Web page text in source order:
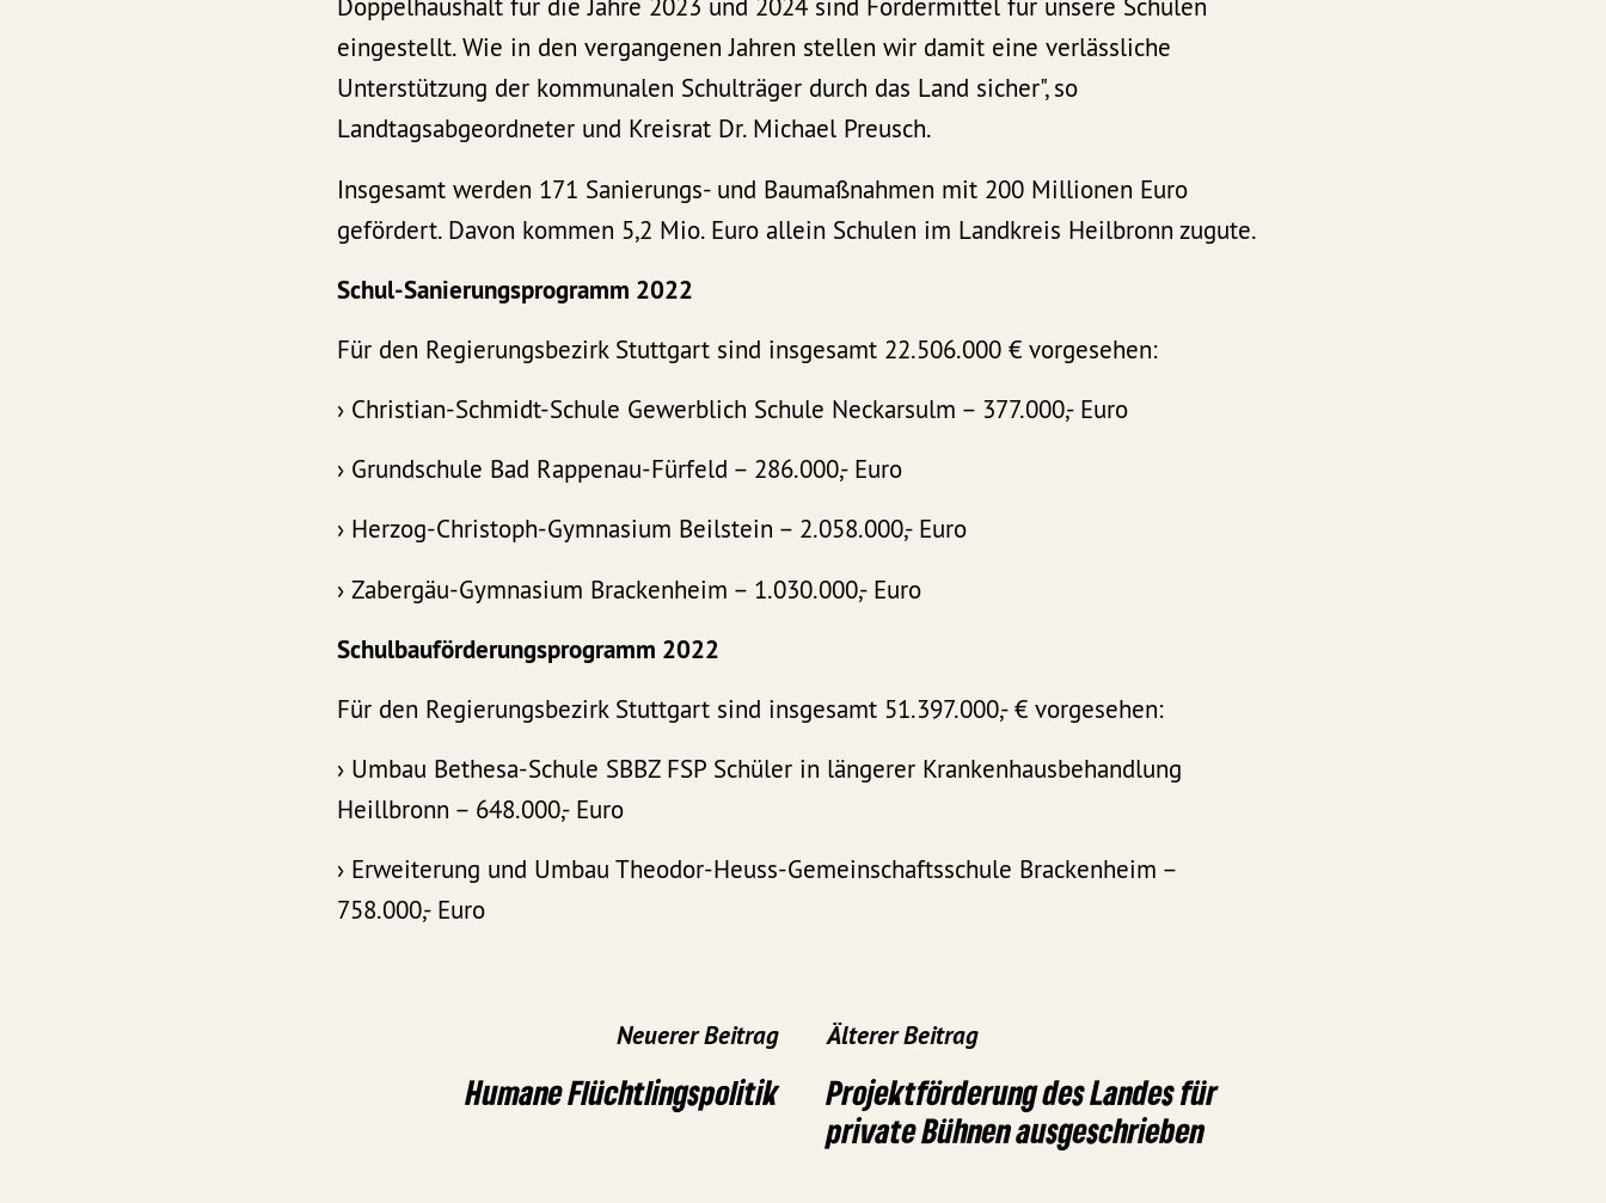
Doppelhaushalt für die Jahre 2023 und 2024 sind Fördermittel für unsere Schulen
eingestellt. Wie in den vergangenen Jahren stellen wir damit eine verlässliche
Unterstützung der kommunalen Schulträger durch das Land sicher", so
Landtagsabgeordneter und Kreisrat Dr. Michael Preusch.
Insgesamt werden 171 Sanierungs- und Baumaßnahmen mit 200 Millionen Euro
gefördert. Davon kommen 5,2 Mio. Euro allein Schulen im Landkreis Heilbronn zugute.
Schul-Sanierungsprogramm 2022
Für den Regierungsbezirk Stuttgart sind insgesamt 22.506.000 € vorgesehen:
› Christian-Schmidt-Schule Gewerblich Schule Neckarsulm – 377.000,- Euro
› Grundschule Bad Rappenau-Fürfeld – 286.000,- Euro
› Herzog-Christoph-Gymnasium Beilstein – 2.058.000,- Euro
› Zabergäu-Gymnasium Brackenheim – 1.030.000,- Euro
Schulbauförderungsprogramm 2022
Für den Regierungsbezirk Stuttgart sind insgesamt 51.397.000,- € vorgesehen:
› Umbau Bethesa-Schule SBBZ FSP Schüler in längerer Krankenhausbehandlung
Heillbronn – 648.000,- Euro
› Erweiterung und Umbau Theodor-Heuss-Gemeinschaftsschule Brackenheim –
758.000,- Euro
Neuerer Beitrag
Humane Flüchtlingspolitik
Älterer Beitrag
Projektförderung des Landes für
private Bühnen ausgeschrieben